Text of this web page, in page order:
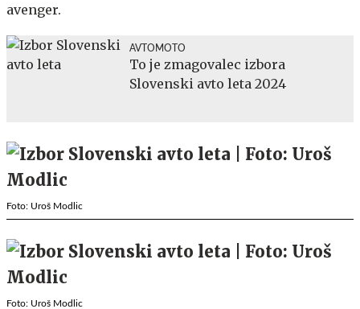
avenger.
AVTOMOTO
To je zmagovalec izbora
Slovenski avto leta 2024
Foto: Uroš Modlic
Foto: Uroš Modlic